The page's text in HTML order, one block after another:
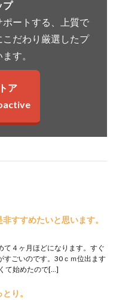
プ
ートする、上質で
だわり厳選したプ
す。
ア
すすめたいと思います。
て４ヶ月ほどになります。すぐ
すごいのです。30ｃｍ位出ます
て始めたので[…]
り。